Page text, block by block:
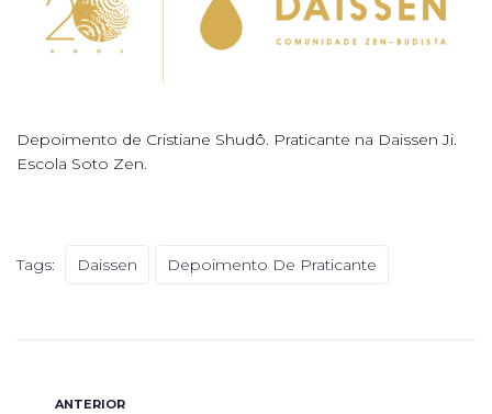
Depoimento de Cristiane Shudô. Praticante na Daissen Ji.
Escola Soto Zen.
Tags: Daissen Depoimento De Praticante
ANTERIOR